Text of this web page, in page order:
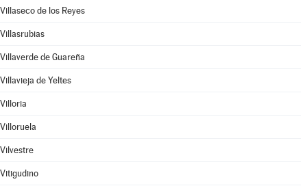
Villaseco de los Reyes
Villasrubias
Villaverde de Guareña
Villavieja de Yeltes
Villoria
Villoruela
Vilvestre
Vitigudino